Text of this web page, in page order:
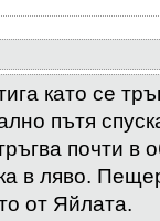
като се
пътя
почти в
в ляво.
от Яйлата.